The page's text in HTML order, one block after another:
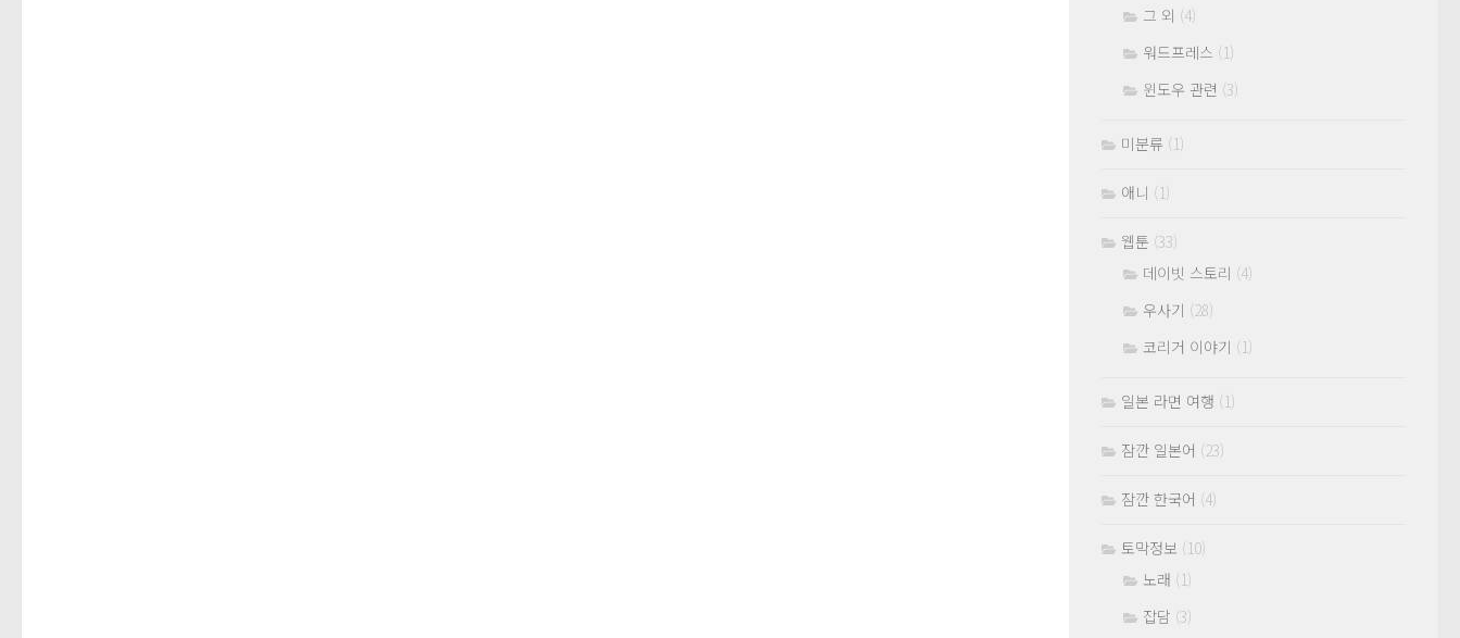
그 외 (4)
워드프레스 (1)
윈도우 관련 (3)
미분류 (1)
애니 (1)
웹툰 (33)
데이빗 스토리 (4)
우사기 (28)
코리거 이야기 (1)
일본 라면 여행 (1)
잠깐 일본어 (23)
잠깐 한국어 (4)
토막정보 (10)
노래 (1)
잡담 (3)